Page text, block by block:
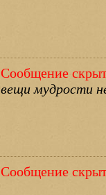
Сообщение
вещи мудрости
Сообщение